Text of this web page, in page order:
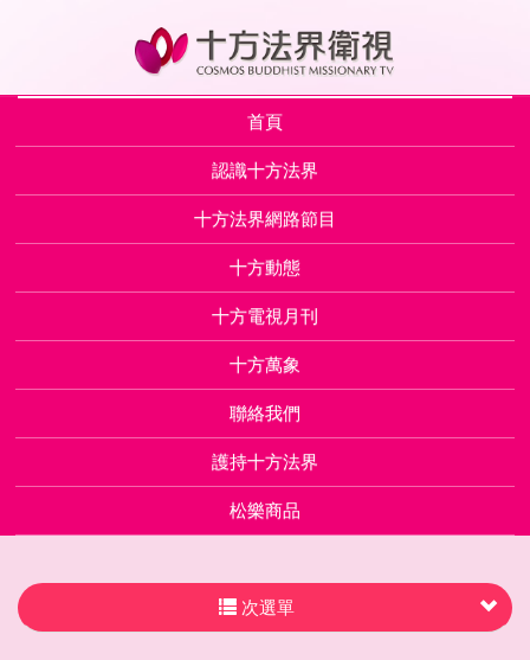
首頁
認識十方法界
十方法界網路節目
十方動態
十方電視月刊
十方萬象
聯絡我們
護持十方法界
松樂商品
次選單